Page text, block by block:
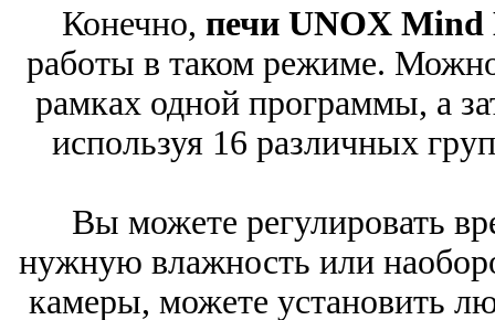
Конечно, печи UNOX Mind
работы в таком режиме.
рамках одной программы, а
используя 16 различных
Вы можете регулировать
нужную влажность или
камеры, можете установить